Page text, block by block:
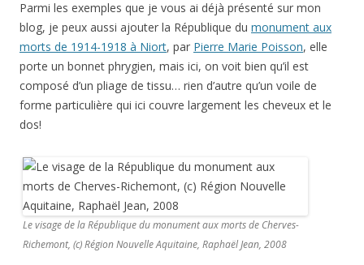
Parmi les exemples que je vous ai déjà présenté sur mon
blog, je peux aussi ajouter la République du monument aux
morts de 1914-1918 à Niort, par Pierre Marie Poisson, elle
porte un bonnet phrygien, mais ici, on voit bien qu’il est
composé d’un pliage de tissu… rien d’autre qu’un voile de
forme particulière qui ici couvre largement les cheveux et le
dos!
Le visage de la République du monument aux morts de Cherves-
Richemont, (c) Région Nouvelle Aquitaine, Raphaël Jean, 2008